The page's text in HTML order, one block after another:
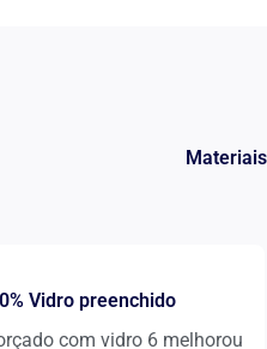
Vidro preenchido
com vidro 6 melhorou